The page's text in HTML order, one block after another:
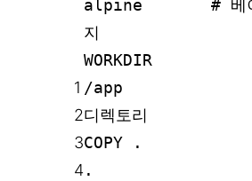
1
2
3
4
alpine # 베이
지
WORKDIR
/app #
디렉토리
COPY .
. #